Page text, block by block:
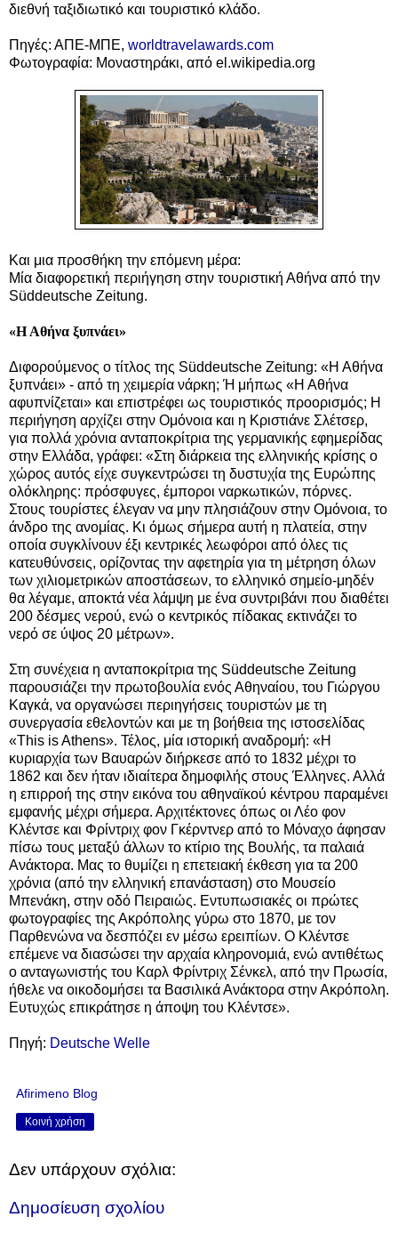
διεθνή ταξιδιωτικό και τουριστικό κλάδο.
Πηγές: ΑΠΕ-ΜΠΕ, worldtravelawards.com
Φωτογραφία: Μοναστηράκι, από el.wikipedia.org
Και μια προσθήκη την επόμενη μέρα:
Μία διαφορετική περιήγηση στην τουριστική Αθήνα από την
Süddeutsche Zeitung.
«Η Αθήνα ξυπνάει»
Διφορούμενος ο τίτλος της Süddeutsche Zeitung: «Η Αθήνα
ξυπνάει» - από τη χειμερία νάρκη; Ή μήπως «Η Αθήνα
αφυπνίζεται» και επιστρέφει ως τουριστικός προορισμός; Η
περιήγηση αρχίζει στην Ομόνοια και η Κριστιάνε Σλέτσερ,
για πολλά χρόνια ανταποκρίτρια της γερμανικής εφημερίδας
στην Ελλάδα, γράφει: «Στη διάρκεια της ελληνικής κρίσης ο
χώρος αυτός είχε συγκεντρώσει τη δυστυχία της Ευρώπης
ολόκληρης: πρόσφυγες, έμποροι ναρκωτικών, πόρνες.
Στους τουρίστες έλεγαν να μην πλησιάζουν στην Ομόνοια, το
άνδρο της ανομίας. Κι όμως σήμερα αυτή η πλατεία, στην
οποία συγκλίνουν έξι κεντρικές λεωφόροι από όλες τις
κατευθύνσεις, ορίζοντας την αφετηρία για τη μέτρηση όλων
των χιλιομετρικών αποστάσεων, το ελληνικό σημείο-μηδέν
θα λέγαμε, αποκτά νέα λάμψη με ένα συντριβάνι που διαθέτει
200 δέσμες νερού, ενώ ο κεντρικός πίδακας εκτινάζει το
νερό σε ύψος 20 μέτρων».
Στη συνέχεια η ανταποκρίτρια της Süddeutsche Zeitung
παρουσιάζει την πρωτοβουλία ενός Αθηναίου, του Γιώργου
Καγκά, να οργανώσει περιηγήσεις τουριστών με τη
συνεργασία εθελοντών και με τη βοήθεια της ιστοσελίδας
«This is Athens». Τέλος, μία ιστορική αναδρομή: «Η
κυριαρχία των Βαυαρών διήρκεσε από το 1832 μέχρι το
1862 και δεν ήταν ιδιαίτερα δημοφιλής στους Έλληνες. Αλλά
η επιρροή της στην εικόνα του αθηναϊκού κέντρου παραμένει
εμφανής μέχρι σήμερα. Αρχιτέκτονες όπως οι Λέο φον
Κλέντσε και Φρίντριχ φον Γκέρντνερ από το Μόναχο άφησαν
πίσω τους μεταξύ άλλων το κτίριο της Βουλής, τα παλαιά
Ανάκτορα. Μας το θυμίζει η επετειακή έκθεση για τα 200
χρόνια (από την ελληνική επανάσταση) στο Μουσείο
Μπενάκη, στην οδό Πειραιώς. Εντυπωσιακές οι πρώτες
φωτογραφίες της Ακρόπολης γύρω στο 1870, με τον
Παρθενώνα να δεσπόζει εν μέσω ερειπίων. Ο Κλέντσε
επέμενε να διασώσει την αρχαία κληρονομιά, ενώ αντιθέτως
ο ανταγωνιστής του Καρλ Φρίντριχ Σένκελ, από την Πρωσία,
ήθελε να οικοδομήσει τα Βασιλικά Ανάκτορα στην Ακρόπολη.
Ευτυχώς επικράτησε η άποψη του Κλέντσε».
Πηγή: Deutsche Welle
Afirimeno Blog
Κοινή χρήση
Δεν υπάρχουν σχόλια:
Δημοσίευση σχολίου